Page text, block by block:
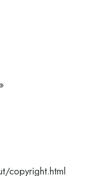
copyright.html